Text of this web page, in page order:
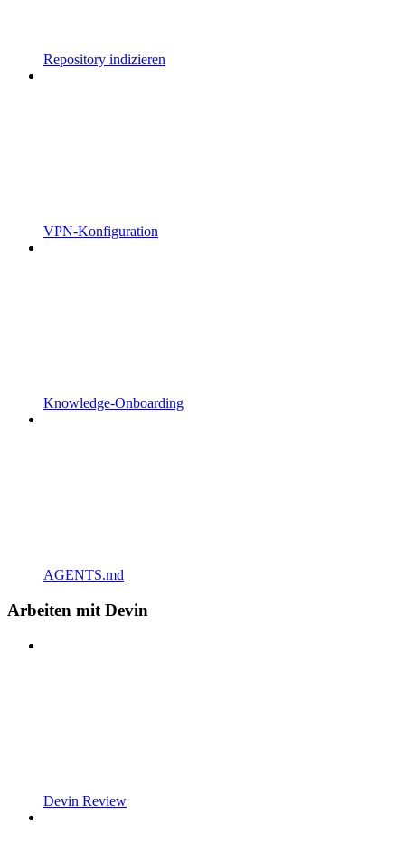
Repository indizieren
VPN-Konfiguration
Knowledge-Onboarding
AGENTS.md
Arbeiten mit Devin
Devin Review